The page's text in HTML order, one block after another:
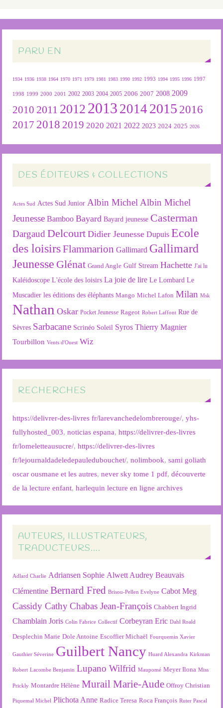
PARU EN
1934 1936 1938 1964 1970 1971 1979 1981 1983 1990 1992 1993 1994 1995 1996 1997
1998 1999 2000 2001 2002 2003 2004 2005 2006 2007 2008 2009
2010 2011 2012 2013 2014 2015 2016
2017 2018 2019 2020 2021 2022 2023 2024 2025 2026
DES ÉDITEURS & COLLECTIONS
Actes Sud Actes Sud Junior Albin Michel Albin Michel
Jeunesse Bamboo Bayard Bayard jeunesse Casterman
Dargaud Delcourt Didier Jeunesse Dupuis Ecole
des loisirsFlammarion Gallimard Gallimard
Jeunesse Glénat Grand Angle Gulf Stream Hachette J'ai lu
Kaléidoscope L'école des loisirs La joie de lire Le Lombard Le
Muscadier les éditions des éléphants Mango Michel Lafon Milan Msk
Nathan Oskar Pocket Jeunesse Rageot Robert Laffont Rue de
Sèvres Sarbacane Scrinéo Soleil Syros Thierry Magnier
Tourbillon Vents d'Ouest Wiz
RECHERCHES
https://delivrer-des-livres fr/larevanchedelombrerouge/,yhs-
fullyhosted_003,noticias espana,https://delivrer-des-livres
fr/lomeletteausucre/,https://delivrer-des-livres
fr/lejournaldadeledepauledubouchet/,nolimbook,sami goliath
oscar ousmane et les autres,never sky tome 1 pdf,découverte
de la lecture enfant,harlequin lecture en ligne archives
AUTEURS, ILLUSTRATEURS,
TRADUCTEURS….
Adlard Charlie Adriansen Sophie Alwett Audrey Beauvais
Clémentine Bernard Fred Brisou-Pellen Evelyne Cabot Meg
Cassidy Cathy Chabas Jean-François Chabbert Ingrid
Chamblain Joris Colin Fabrice Collectif Corbeyran Eric Dahl Roald
Desplechin Marie Dole Antoine Escoffier Michaël Fourquemin Xavier
Gauthier Séverine Guilbert Nancy Huard Alexandra Kirkman
Robert Lacombe Benjamin Lupano Wilfrid Maupomé Meyer Ilona Miss
Prickly Montardre Hélène Murail Marie-Aude Offroy Christian
Piquemal Michel Plichota Anne Radice Teresa Roca François Ruter Pascal